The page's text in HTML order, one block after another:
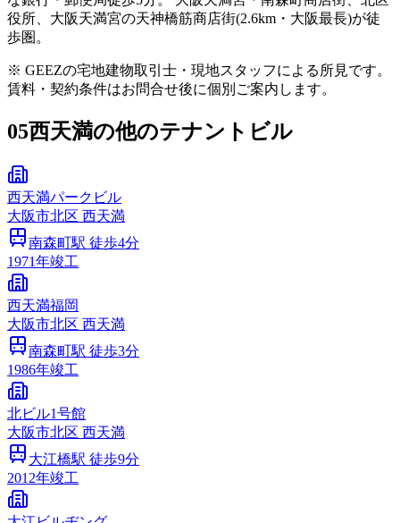
役所、大阪天満宮の天神橋筋商店街(2.6km・大阪最長)が徒
歩圏。
※ GEEZの宅地建物取引士・現地スタッフによる所見です。
賃料・契約条件はお問合せ後に個別ご案内します。
05西天満の他のテナントビル
西天満パークビル
大阪市北区 西天満
南森町駅 徒歩4分
1971年竣工
西天満福岡
大阪市北区 西天満
南森町駅 徒歩3分
1986年竣工
北ビル1号館
大阪市北区 西天満
大江橋駅 徒歩9分
2012年竣工